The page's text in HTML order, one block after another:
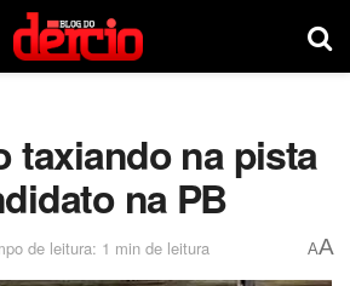
taxiando na pista
na PB
de leitura: 1 min de leitura AA